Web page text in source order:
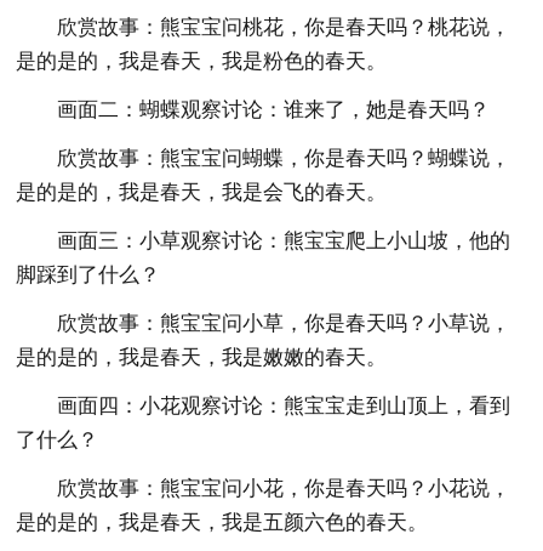
欣赏故事：熊宝宝问桃花，你是春天吗？桃花说，
是的是的，我是春天，我是粉色的春天。
画面二：蝴蝶观察讨论：谁来了，她是春天吗？
欣赏故事：熊宝宝问蝴蝶，你是春天吗？蝴蝶说，
是的是的，我是春天，我是会飞的春天。
画面三：小草观察讨论：熊宝宝爬上小山坡，他的
脚踩到了什么？
欣赏故事：熊宝宝问小草，你是春天吗？小草说，
是的是的，我是春天，我是嫩嫩的春天。
画面四：小花观察讨论：熊宝宝走到山顶上，看到
了什么？
欣赏故事：熊宝宝问小花，你是春天吗？小花说，
是的是的，我是春天，我是五颜六色的春天。